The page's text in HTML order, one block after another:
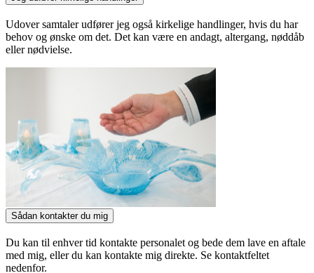
Udover samtaler udfører jeg også kirkelige handlinger, hvis du har
behov og ønske om det. Det kan være en andagt, altergang, nøddåb
eller nødvielse.
Sådan kontakter du mig
Du kan til enhver tid kontakte personalet og bede dem lave en aftale
med mig, eller du kan kontakte mig direkte. Se kontaktfeltet
nedenfor.